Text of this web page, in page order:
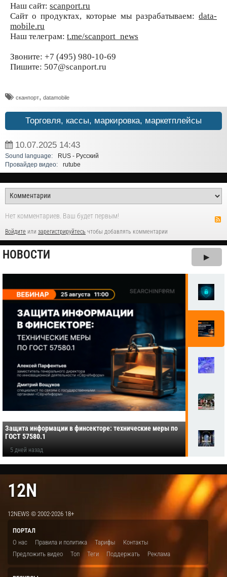
Наш сайт: scanport.ru
Сайт о продуктах, которые мы разрабатываем: data-
mobile.ru
Наш телеграм: t.me/scanport_news
Звоните: +7 (495) 980-10-69
Пишите: 507@scanport.ru
сканпорт, datamobile
Торговля, кассы, маркировка, маркетплейсы
10.07.2025 14:43
Sound language:
RUS - Русский
Провайдер видео:
rutube
Нет комментариев. Ваш будет первым!
Войдите или зарегистрируйтесь чтобы добавлять комментарии
НОВОСТИ ▶
Защита информации в финсекторе: технические меры по
ГОСТ 57580.1
5 дней назад
12N
12NEWS © 2002-2026 18+
ПОРТАЛ
О нас
Правила и политика Тарифы
Контакты
Предложить видео
Топ Теги Поддержать Реклама